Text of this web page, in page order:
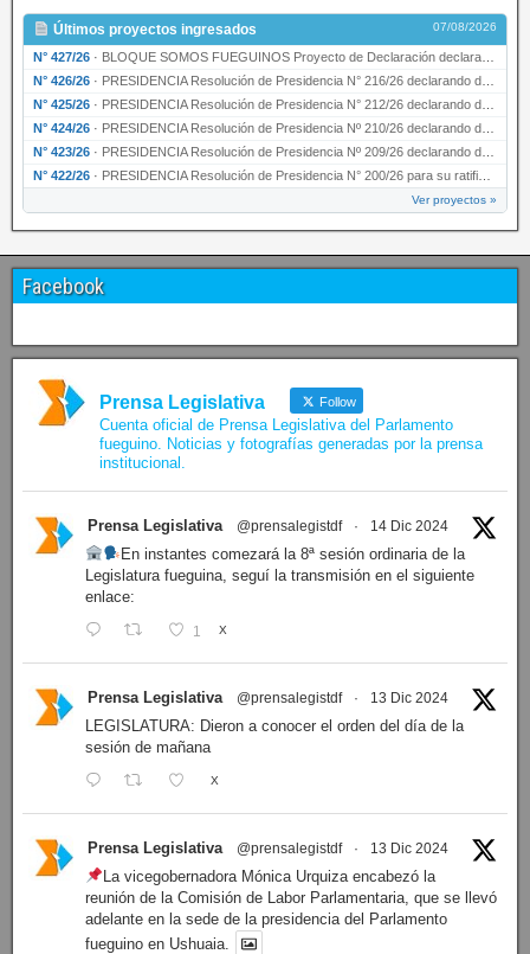
Últimos proyectos ingresados 07/08/2026
N° 427/26 · BLOQUE SOMOS FUEGUINOS Proyecto de Declaración declarando de interés provincial PRESIDENCI…
N° 426/26 · PRESIDENCIA Resolución de Presidencia N° 216/26 declarando de interés provincial la labor …
N° 425/26 · PRESIDENCIA Resolución de Presidencia N° 212/26 declarando de interés provincial el “50° A…
N° 424/26 · PRESIDENCIA Resolución de Presidencia Nº 210/26 declarando de interés provincial el proyec…
N° 423/26 · PRESIDENCIA Resolución de Presidencia Nº 209/26 declarando de interés provincial la presen…
N° 422/26 · PRESIDENCIA Resolución de Presidencia N° 200/26 para su ratificación.
Ver proyectos »
Facebook
Prensa Legislativa Follow
Cuenta oficial de Prensa Legislativa del Parlamento
fueguino. Noticias y fotografías generadas por la prensa
institucional.
Prensa Legislativa @prensalegistdf · 14 Dic 2024
En instantes comezará la 8ª sesión ordinaria de la
Legislatura fueguina, seguí la transmisión en el siguiente
enlace:
1 X
Prensa Legislativa @prensalegistdf · 13 Dic 2024
LEGISLATURA: Dieron a conocer el orden del día de la
sesión de mañana
X
Prensa Legislativa @prensalegistdf · 13 Dic 2024
La vicegobernadora Mónica Urquiza encabezó la
reunión de la Comisión de Labor Parlamentaria, que se llevó
adelante en la sede de la presidencia del Parlamento
fueguino en Ushuaia.